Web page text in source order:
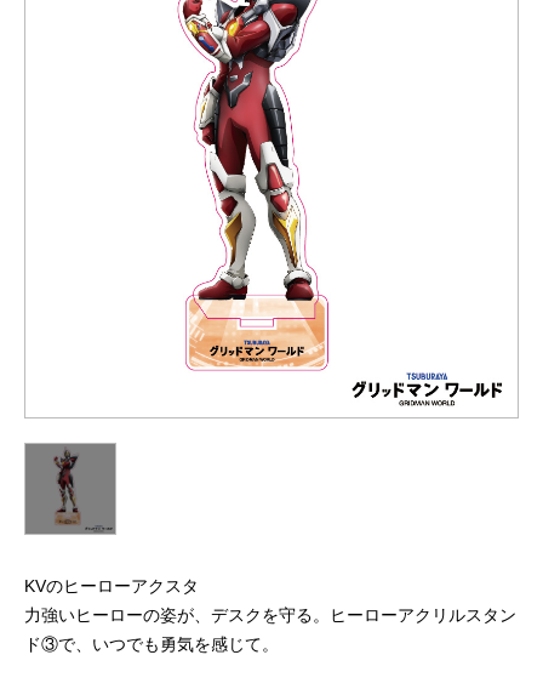
KVのヒーローアクスタ
力強いヒーローの姿が、デスクを守る。ヒーローアクリルスタン
ド③で、いつでも勇気を感じて。